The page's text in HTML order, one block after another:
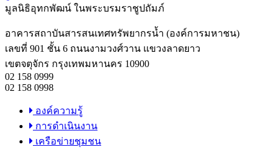
มูลนิธิอุทกพัฒน์ ในพระบรมราชูปถัมภ์
อาคารสถาบันสารสนเทศทรัพยากรน้ำ (องค์การมหาชน)
เลขที่ 901 ชั้น 6 ถนนงามวงศ์วาน แขวงลาดยาว
เขตจตุจักร กรุงเทพมหานคร 10900
02 158 0999
02 158 0998
องค์ความรู้
การดำเนินงาน
เครือข่ายชุมชน